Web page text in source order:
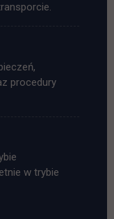
procedury
w trybie